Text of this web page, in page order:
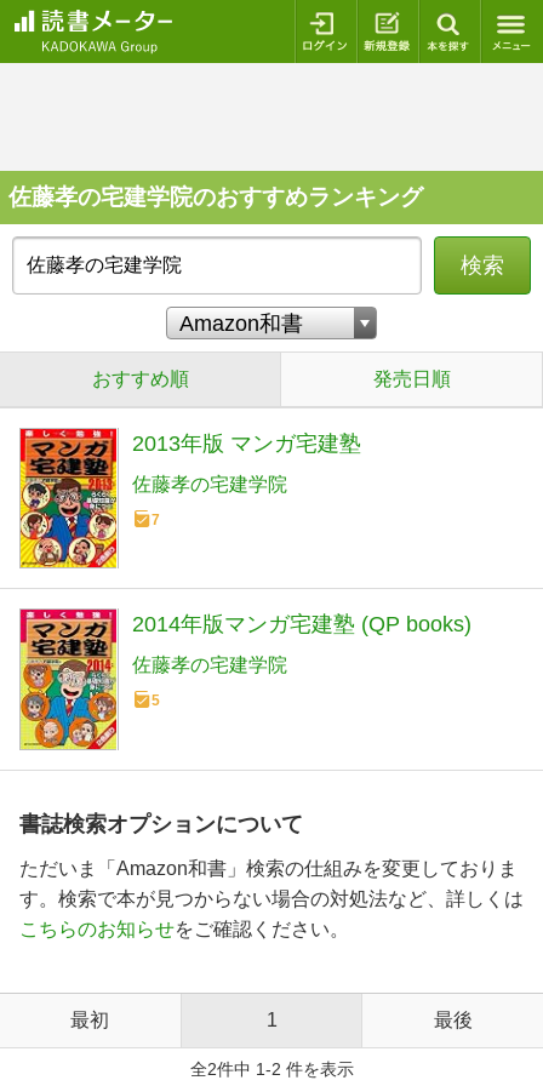
ログイン 新規登録
佐藤孝の宅建学院のおすすめランキング
検索
おすすめ順 発売日順
2013年版 マンガ宅建塾
佐藤孝の宅建学院
7
2014年版マンガ宅建塾 (QP books)
佐藤孝の宅建学院
5
書誌検索オプションについて
ただいま「Amazon和書」検索の仕組みを変更しておりま
す。検索で本が見つからない場合の対処法など、詳しくは
こちらのお知らせをご確認ください。
最初 1 最後
全2件中 1-2 件を表示